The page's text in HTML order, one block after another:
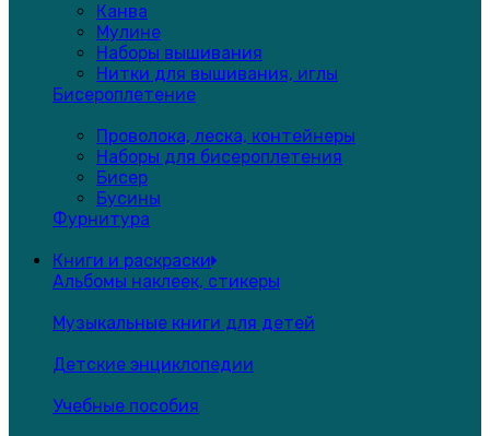
Канва
Мулине
Наборы вышивания
Нитки для вышивания, иглы
Бисероплетение
Проволока, леска, контейнеры
Наборы для бисероплетения
Бисер
Бусины
Фурнитура
Книги и раскраски
Альбомы наклеек, стикеры
Музыкальные книги для детей
Детские энциклопедии
Учебные пособия